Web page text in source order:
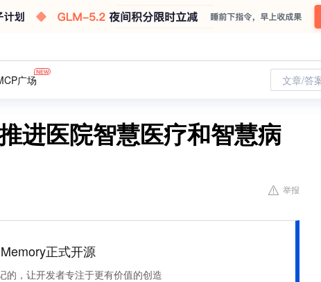
广场 文章/答
进医院智慧医疗和智慧病
举报
正式开源
的，让开发者专注于更有价值的创造